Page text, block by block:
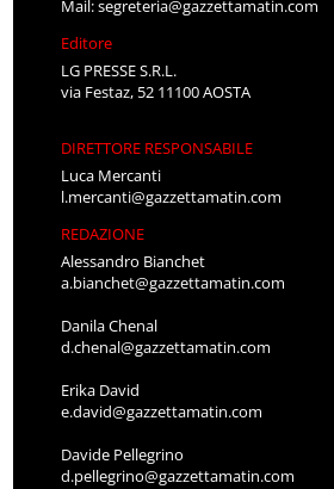
Mail:segreteria@gazzettamatin.com
Editore
LG PRESSE S.R.L.
via Festaz, 52 11100 AOSTA
DIRETTORE RESPONSABILE
Luca Mercanti
l.mercanti@gazzettamatin.com
REDAZIONE
Alessandro Bianchet
a.bianchet@gazzettamatin.com
Danila Chenal
d.chenal@gazzettamatin.com
Erika David
e.david@gazzettamatin.com
Davide Pellegrino
d.pellegrino@gazzettamatin.com